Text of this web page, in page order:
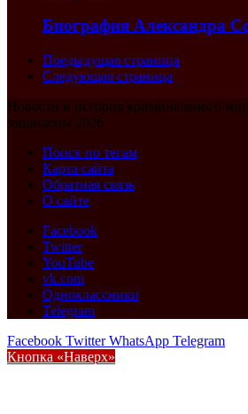
Биография Александра
Предыдущая страница
Следующая страница
Новости и история криминального
защищены 2026
Поиск по тегам
Карта сайта
Обратная связь
О сайте
Facebook
Twitter
YouTube
vk.com
Одноклассники
Telegram
Facebook Twitter WhatsApp Telegram
Кнопка «Наверх»